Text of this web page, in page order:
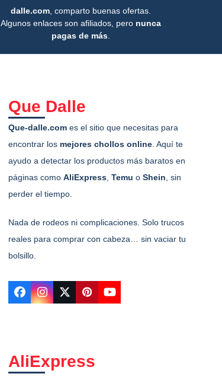
dalle.com, comparto buenas ofertas.
Algunos enlaces son afiliados, pero nunca
pagas de más.
Que Dalle
Que-dalle.com es el sitio que necesitas para
encontrar los mejores chollos online . Aquí te
ayudo a detectar los productos más baratos en
páginas comoAliExpress ,Temu oShein , sin
perder el tiempo.
Nada de rodeos ni complicaciones. Solo trucos
reales para comprar con cabeza… sin vaciar tu
bolsillo.
Facebook
Instagram
TwitterPinterestYouTube
AliExpress